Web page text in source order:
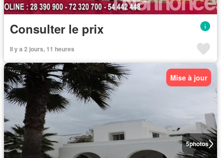
Consulter le prix
Il y a 2 jours, 11 heures
5photos
Mise à jour